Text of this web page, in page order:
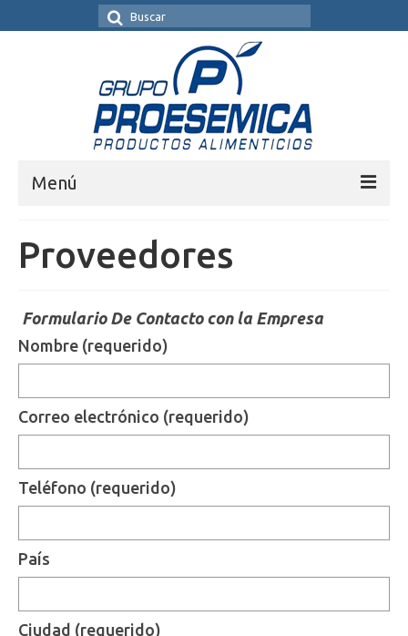
Menú
[:es]Nosotros[:en]US[:]
Productos
[:es]Presentación del Producto[:en]Product
Presentation[:]
Contacto
Proveedores
Formulario De Contacto con la Empresa
Nombre (requerido)
Correo electrónico (requerido)
Teléfono (requerido)
País
Ciudad (requerido)